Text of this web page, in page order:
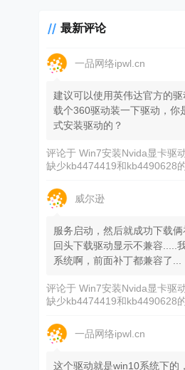
最新评论
一品网络ipwl.cn
建议可以使用英伟达官方的
载个360驱动装一下驱动，你
式安装驱动的？
评论于Win7安装Nvida显卡驱
缺少kb4474419和kb4490628
威尔逊
服务启动，然后就成功下载俩
回头下载驱动显示不兼容.....
系统啊，前面补丁都兼容了...
评论于Win7安装Nvida显卡驱
缺少kb4474419和kb4490628
一品网络ipwl.cn
这个驱动就是win10系统下的